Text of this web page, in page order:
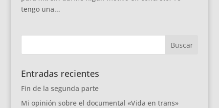
tengo una...
Entradas recientes
Fin de la segunda parte
Mi opinión sobre el documental «Vida en trans»